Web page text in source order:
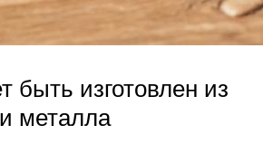
быть изготовлен из
металла